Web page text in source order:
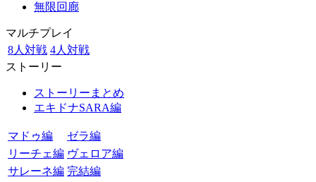
無限回廊
マルチプレイ
8人対戦 4人対戦
ストーリー
ストーリーまとめ
エキドナSARA編
マドゥ編
ゼラ編
リーチェ編 ヴェロア編
サレーネ編 完結編